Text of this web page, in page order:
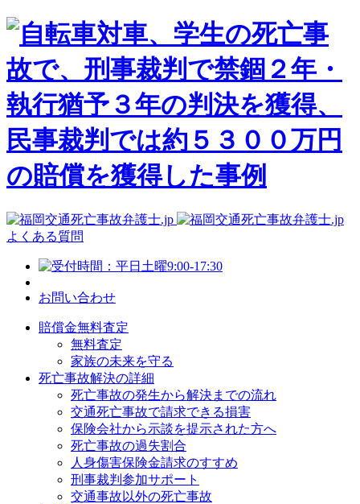
よくある質問
お問い合わせ
賠償金無料査定
無料査定
家族の未来を守る
死亡事故解決の詳細
死亡事故の発生から解決までの流れ
交通死亡事故で請求できる損害
保険会社から示談を提示された方へ
死亡事故の過失割合
人身傷害保険金請求のすすめ
刑事裁判参加サポート
交通事故以外の死亡事故